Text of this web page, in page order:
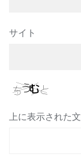
サイト
上に表示された